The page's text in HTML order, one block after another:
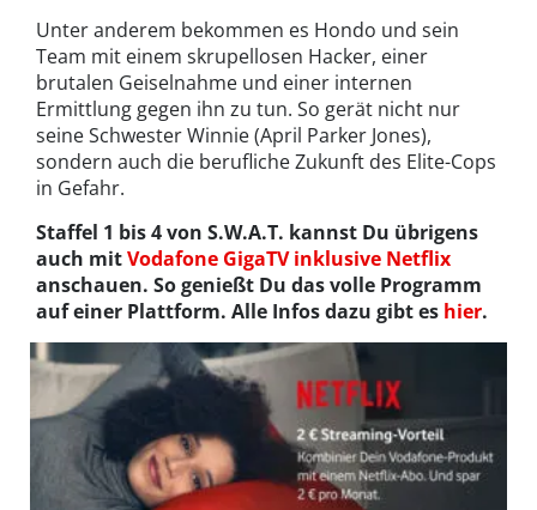
Unter anderem bekommen es Hondo und sein
Team mit einem skrupellosen Hacker, einer
brutalen Geiselnahme und einer internen
Ermittlung gegen ihn zu tun. So gerät nicht nur
seine Schwester Winnie (April Parker Jones),
sondern auch die berufliche Zukunft des Elite-Cops
in Gefahr.
Staffel 1 bis 4 von S.W.A.T. kannst Du übrigens
auch mitVodafone GigaTV inklusive Netflix
anschauen. So genießt Du das volle Programm
auf einer Plattform. Alle Infos dazu gibt es hier.